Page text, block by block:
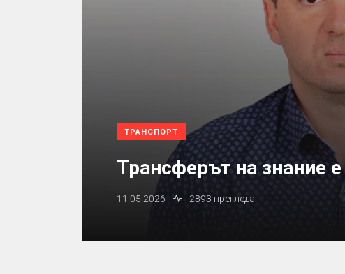
ТРАНСПОРТ
Трансферът на знание
11.05.2026 2893 прегледа